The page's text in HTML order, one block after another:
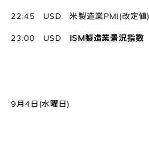
22:45 USD 米製造業PMI(改定値)
23:00 USD ISM製造業景況指数
9月4日(水曜日)